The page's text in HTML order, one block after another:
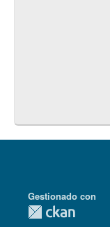
Detalles Técnicos
Gestionado con